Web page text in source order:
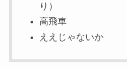
り）
高飛車
ええじゃないか